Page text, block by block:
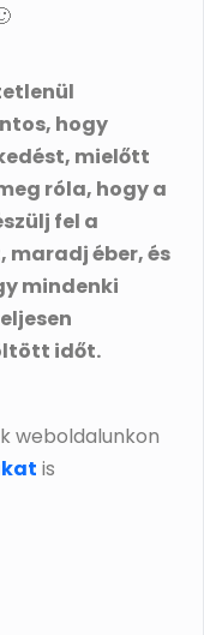
hogy
mielőtt
róla, hogy a
fel a
éber, és
mindenki
időt.
weboldalunkon
is